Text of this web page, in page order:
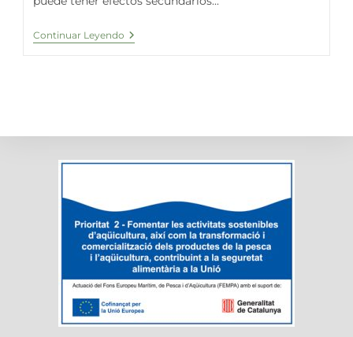
Continuar Leyendo Explorando
El
Tratamiento
Cáncer
Quimioterapia